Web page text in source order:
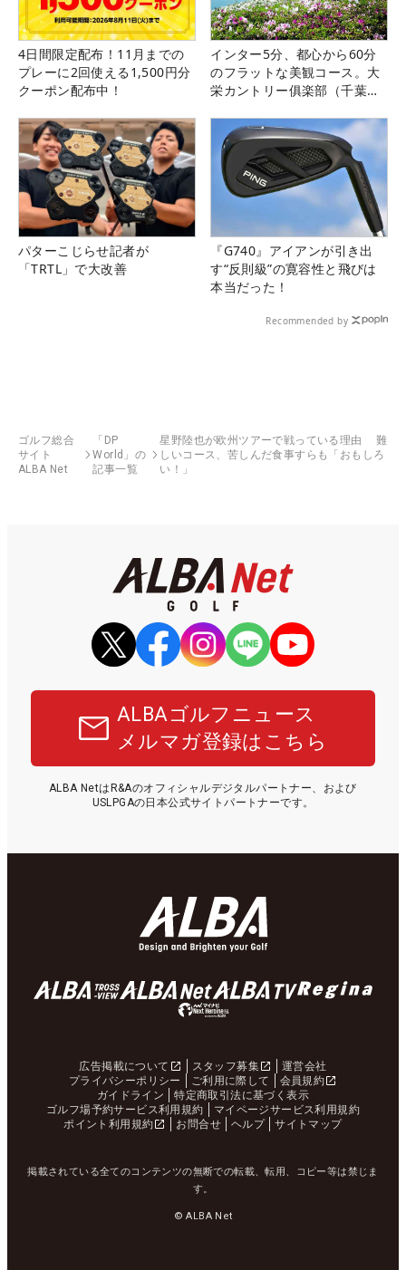
4日間限定配布！11月までの
プレーに2回使える1,500円分
クーポン配布中！
インター5分、都心から60分
のフラットな美観コース。大
栄カントリー俱楽部（千葉
パターこじらせ記者が
「TRTL」で大改善
『G740』アイアンが引き出
す“反則級”の寛容性と飛びは
本当だった！
Recommended by
ゴルフ総合
サイト
ALBA Net
「DP
World」の
記事一覧
星野陸也が欧州ツアーで戦っている理由 難
しいコース、苦しんだ食事すらも「おもしろ
い！」
ALBAゴルフニュース
メルマガ登録はこちら
ALBA NetはR&Aのオフィシャルデジタルパートナー、および
USLPGAの日本公式サイトパートナーです。
広告掲載について スタッフ募集
運営会社
プライバシーポリシー
ご利用に際して
会員規約
ガイドライン
特定商取引法に基づく表示
ゴルフ場予約サービス利用規約
マイページサービス利用規約
ポイント利用規約
お問合せ ヘルプ サイトマップ
掲載されている全てのコンテンツの無断での転載、転用、コピー等は禁じま
す。
© ALBA Net